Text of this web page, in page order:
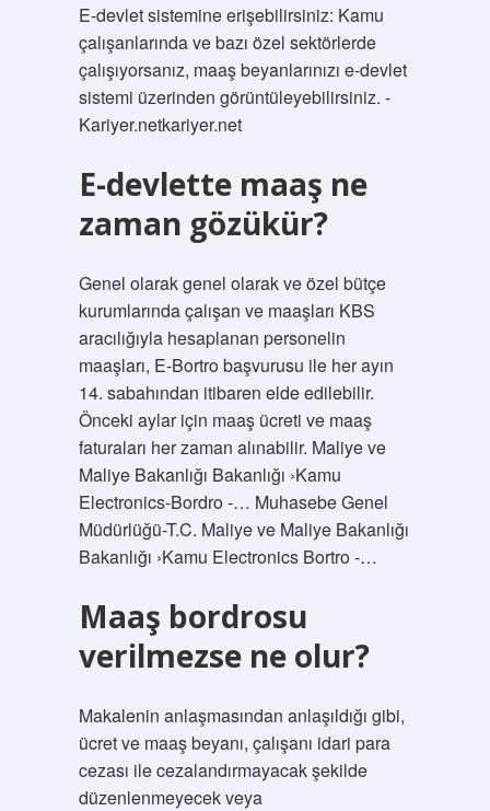
E-devlet sistemine erişebilirsiniz: Kamu
çalışanlarında ve bazı özel sektörlerde
çalışıyorsanız, maaş beyanlarınızı e-devlet
sistemi üzerinden görüntüleyebilirsiniz. -
Kariyer.netkariyer.net
E-devlette maaş ne
zaman gözükür?
Genel olarak genel olarak ve özel bütçe
kurumlarında çalışan ve maaşları KBS
aracılığıyla hesaplanan personelin
maaşları, E-Bortro başvurusu ile her ayın
14. sabahından itibaren elde edilebilir.
Önceki aylar için maaş ücreti ve maaş
faturaları her zaman alınabilir. Maliye ve
Maliye Bakanlığı Bakanlığı ›Kamu
Electronics-Bordro -… Muhasebe Genel
Müdürlüğü-T.C. Maliye ve Maliye Bakanlığı
Bakanlığı ›Kamu Electronics Bortro -…
Maaş bordrosu
verilmezse ne olur?
Makalenin anlaşmasından anlaşıldığı gibi,
ücret ve maaş beyanı, çalışanı idari para
cezası ile cezalandırmayacak şekilde
düzenlenmeyecek veya